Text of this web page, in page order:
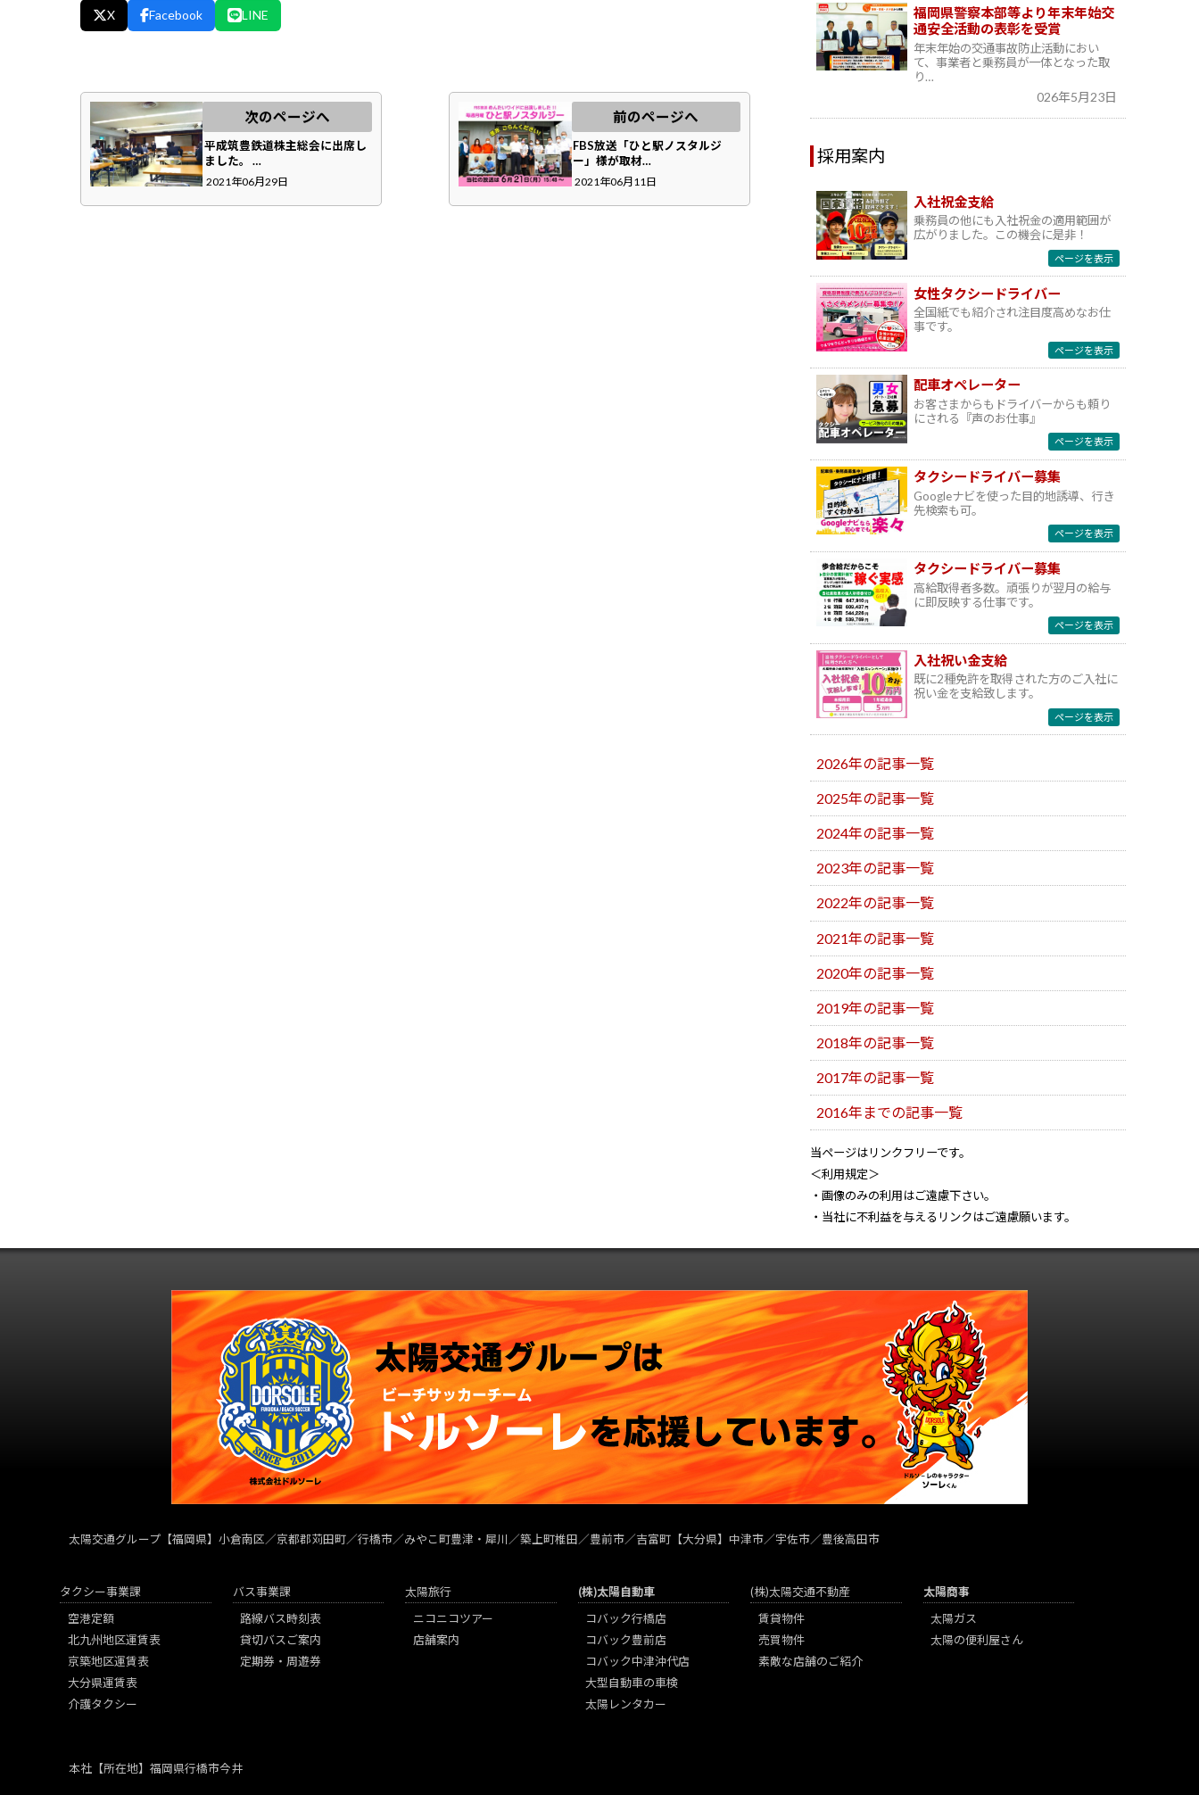
X Facebook LINE
次のページへ
平成筑豊鉄道株主総会に出席し
ました。 …
2021年06月29日
前のページへ
FBS放送「ひと駅ノスタルジ
ー」様が取材…
2021年06月11日
福岡県警察本部等より年末年始交
通安全活動の表彰を受賞
年末年始の交通事故防止活動におい
て、事業者と乗務員が一体となった取
り…
026年5月23日
採用案内
入社祝金支給
乗務員の他にも入社祝金の適用範囲が
広がりました。この機会に是非！
ページを表示
女性タクシードライバー
全国紙でも紹介され注目度高めなお仕
事です。
ページを表示
配車オペレーター
お客さまからもドライバーからも頼り
にされる『声のお仕事』
ページを表示
タクシードライバー募集
Googleナビを使った目的地誘導、行き
先検索も可。
ページを表示
タクシードライバー募集
高給取得者多数。頑張りが翌月の給与
に即反映する仕事です。
ページを表示
入社祝い金支給
既に2種免許を取得された方のご入社に
祝い金を支給致します。
ページを表示
2026年の記事一覧
2025年の記事一覧
2024年の記事一覧
2023年の記事一覧
2022年の記事一覧
2021年の記事一覧
2020年の記事一覧
2019年の記事一覧
2018年の記事一覧
2017年の記事一覧
2016年までの記事一覧
当ページはリンクフリーです。
＜利用規定＞
・画像のみの利用はご遠慮下さい。
・当社に不利益を与えるリンクはご遠慮願います。
太陽交通グループ 【福岡県】小倉南区／京都郡苅田町／行橋市／みやこ町豊津・犀川／築上町椎田／豊前市／吉富町【大分県】中津市／宇佐市／豊後高田市
タクシー事業課
空港定額
北九州地区運賃表
京築地区運賃表
大分県運賃表
介護タクシー
バス事業課
路線バス時刻表
貸切バスご案内
定期券・周遊券
太陽旅行
ニコニコツアー
店舗案内
(株)太陽自動車
コバック行橋店
コバック豊前店
コバック中津沖代店
大型自動車の車検
太陽レンタカー
(株)太陽交通不動産
賃貸物件
売買物件
素敵な店舗のご紹介
太陽商事
太陽ガス
太陽の便利屋さん
本社 【所在地】福岡県行橋市今井